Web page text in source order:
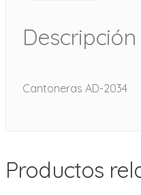
Descripción
Cantoneras AD-2034
Productos